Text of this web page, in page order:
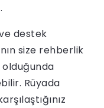
destek
size rehberlik
olduğunda
Rüyada